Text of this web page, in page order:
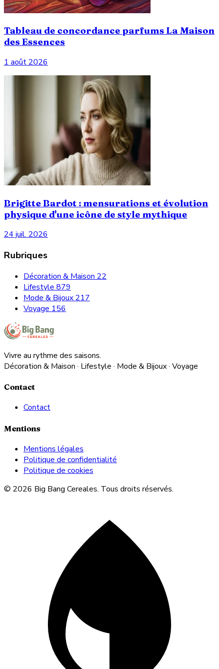
Tableau de concordance parfums La Maison
des Essences
1 août 2026
Brigitte Bardot : mensurations et évolution
physique d'une icône de style mythique
24 juil. 2026
Rubriques
Décoration & Maison 22
Lifestyle 879
Mode & Bijoux 217
Voyage 156
Vivre au rythme des saisons.
Décoration & Maison · Lifestyle · Mode & Bijoux · Voyage
Contact
Contact
Mentions
Mentions légales
Politique de confidentialité
Politique de cookies
© 2026 Big Bang Cereales. Tous droits réservés.